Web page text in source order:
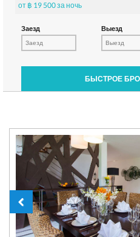
от ฿ 19 500 за ночь
Заезд Выезд
БЫСТРОЕ